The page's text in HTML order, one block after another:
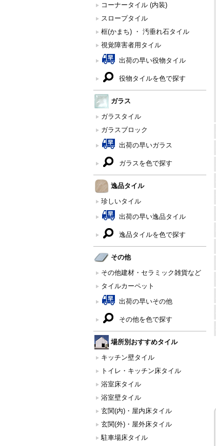
コーナータイル (内装)
スロープタイル
框(かまち) ・ 汚垂れ石タイル
視覚障害者用タイル
出荷の早い役物タイル
役物タイルを色で探す
ガラス
ガラスタイル
ガラスブロック
出荷の早いガラス
ガラスを色で探す
逸品タイル
珍しいタイル
出荷の早い逸品タイル
逸品タイルを色で探す
その他
その他建材・セラミック雑貨など
タイルカーペット
出荷の早いその他
その他を色で探す
場所別おすすめタイル
キッチン壁タイル
トイレ・キッチン床タイル
浴室床タイル
浴室壁タイル
玄関(内)・屋内床タイル
玄関(外)・屋外床タイル
駐車場床タイル